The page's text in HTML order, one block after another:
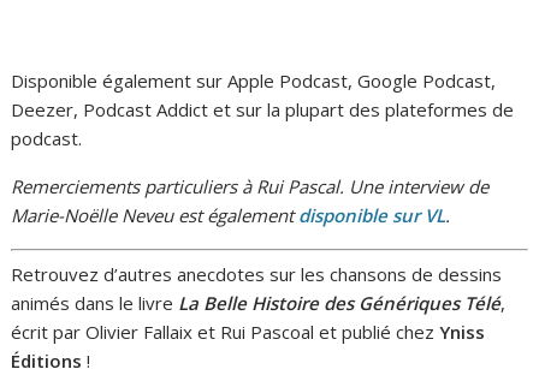
Disponible également sur Apple Podcast, Google Podcast,
Deezer, Podcast Addict et sur la plupart des plateformes de
podcast.
Remerciements particuliers à Rui Pascal. Une interview de
Marie-Noëlle Neveu est égalementdisponible sur VL.
Retrouvez d’autres anecdotes sur les chansons de dessins
animés dans le livre La Belle Histoire des Génériques Télé,
écrit par Olivier Fallaix et Rui Pascoal et publié chezYniss
Éditions !